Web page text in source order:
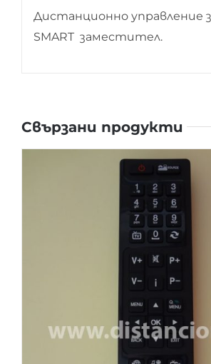
Дистанционно управление
SMART заместител.
Свързани продукти